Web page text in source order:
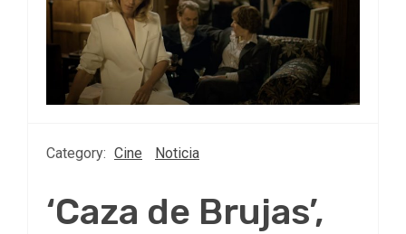
Category: Cine Noticia
‘Caza de Brujas’,